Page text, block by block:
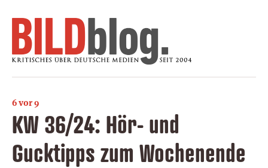
6 vor 9
KW 36/24: Hör- und
Gucktipps zum Wochenende